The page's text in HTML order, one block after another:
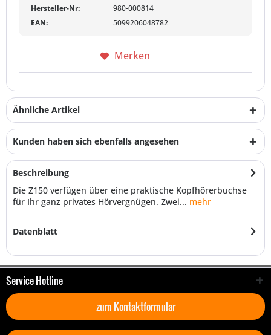
Hersteller-Nr:
980-000814
EAN:
5099206048782
Merken
Ähnliche Artikel
Kunden haben sich ebenfalls angesehen
Beschreibung
Die Z150 verfügen über eine praktische Kopfhörerbuchse
für Ihr ganz privates Hörvergnügen. Zwei... mehr
Datenblatt
Service Hotline
zum Kontaktformular